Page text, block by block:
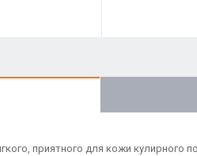
приятного для кожи кулирного